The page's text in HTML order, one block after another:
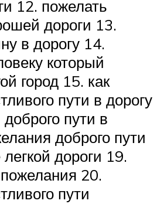
12. пожелать
дороги 13.
в дорогу 14.
который
город 15. как
пути в дорогу
пути в
доброго пути
дороги 19.
20.
пути